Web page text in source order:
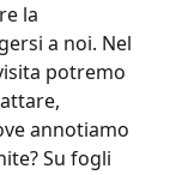
la
a noi. Nel
potremo
annotiamo
Su fogli